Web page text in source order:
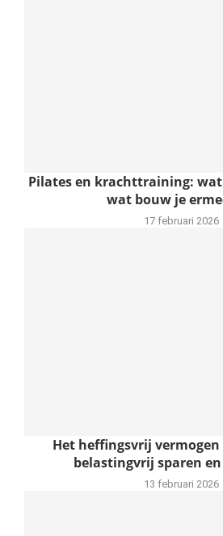
Pilates en krachttraining:
wat bouw je
17 februari 2026
Het heffingsvrij vermogen
belastingvrij sparen en
13 februari 2026